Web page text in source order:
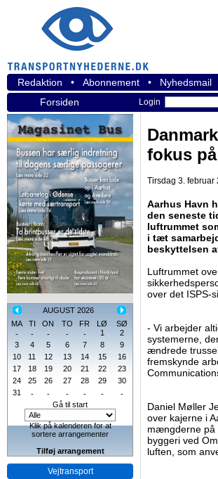
Redaktion • Abonnement • Nyhedsmail
Forsiden
Login
AUGUST 2026
MA
TI ON TO FR LØ
SØ
-
- - - - 1
2
3
4 5 6 7 8
9
10
11 12 13 14 15
16
17
18 19 20 21 22
23
24
25 26 27 28 29
30
31
- - - - -
-
Gå til start
Klik på kalenderen for at
sortere arrangementer
Tilføj arrangement
Vejtransport
fokus
Tirsdag 3. februar
Aarhus Havn
den seneste
luftrummet
i tæt
beskyttelsen
Luftrummet
over det ISPS-
- Vi arbejder
systemerne,
ændrede
fremskynde
Daniel Møller
over kajerne i
mængderne på
byggeri ved
luften, som